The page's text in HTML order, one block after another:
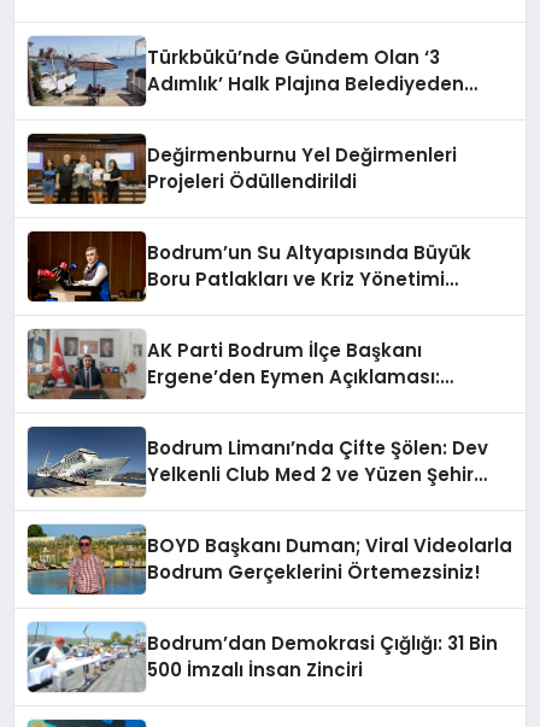
Türkbükü’nde Gündem Olan ‘3
Adımlık’ Halk Plajına Belediyeden
Değirmenburnu Yel Değirmenleri
Projeleri Ödüllendirildi
Bodrum’un Su Altyapısında Büyük
Boru Patlakları ve Kriz Yönetimi
AK Parti Bodrum İlçe Başkanı
Ergene’den Eymen Açıklaması:
Bodrum Limanı’nda Çifte Şölen: Dev
Yelkenli Club Med 2 ve Yüzen Şehir
BOYD Başkanı Duman; Viral Videolarla
Bodrum Gerçeklerini Örtemezsiniz!
Bodrum’dan Demokrasi Çığlığı: 31 Bin
500 İmzalı İnsan Zinciri